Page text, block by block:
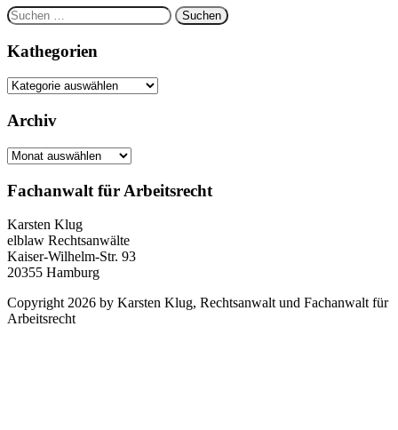
Suchen
nach:
Kathegorien
Kathegorien
Archiv
Archiv
Fachanwalt für Arbeitsrecht
Karsten Klug
elblaw Rechtsanwälte
Kaiser-Wilhelm-Str. 93
20355 Hamburg
Copyright 2026 by Karsten Klug, Rechtsanwalt und Fachanwalt für
Arbeitsrecht